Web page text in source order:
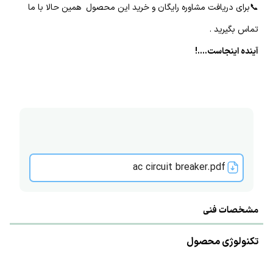
📞برای دریافت مشاوره رایگان و خرید این محصول همین حالا با ما
تماس بگیرید .
آینده اینجاست....!
ac circuit breaker.pdf
مشخصات فنی
تکنولوژی محصول